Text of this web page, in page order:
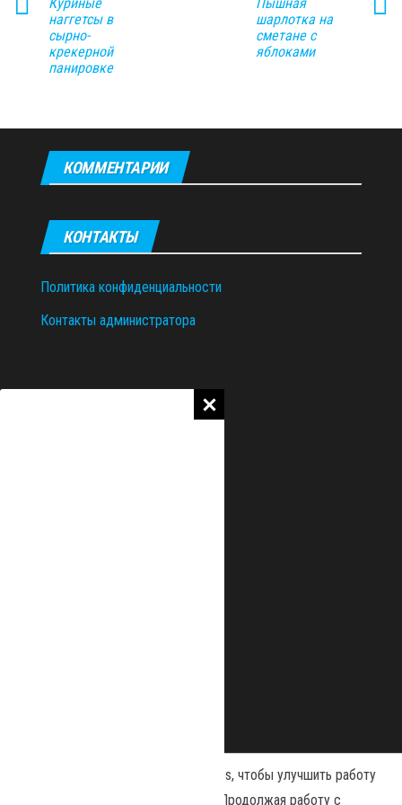
наггетсы в
сырно-
крекерной
панировке
шарлотка на
сметане с
яблоками
КОММЕНТАРИИ
КОНТАКТЫ
Политика конфиденциальности
Контакты администратора
Наш сайт использует файлы cookies, чтобы улучшить работу
и повысить эффективность сайта. Продолжая работу с